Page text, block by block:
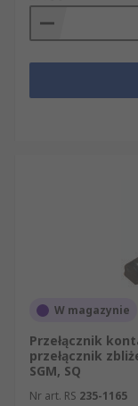
W magazynie
Przełącznik
przełącznik
SGM, SQ
Nr art. RS 235-1165